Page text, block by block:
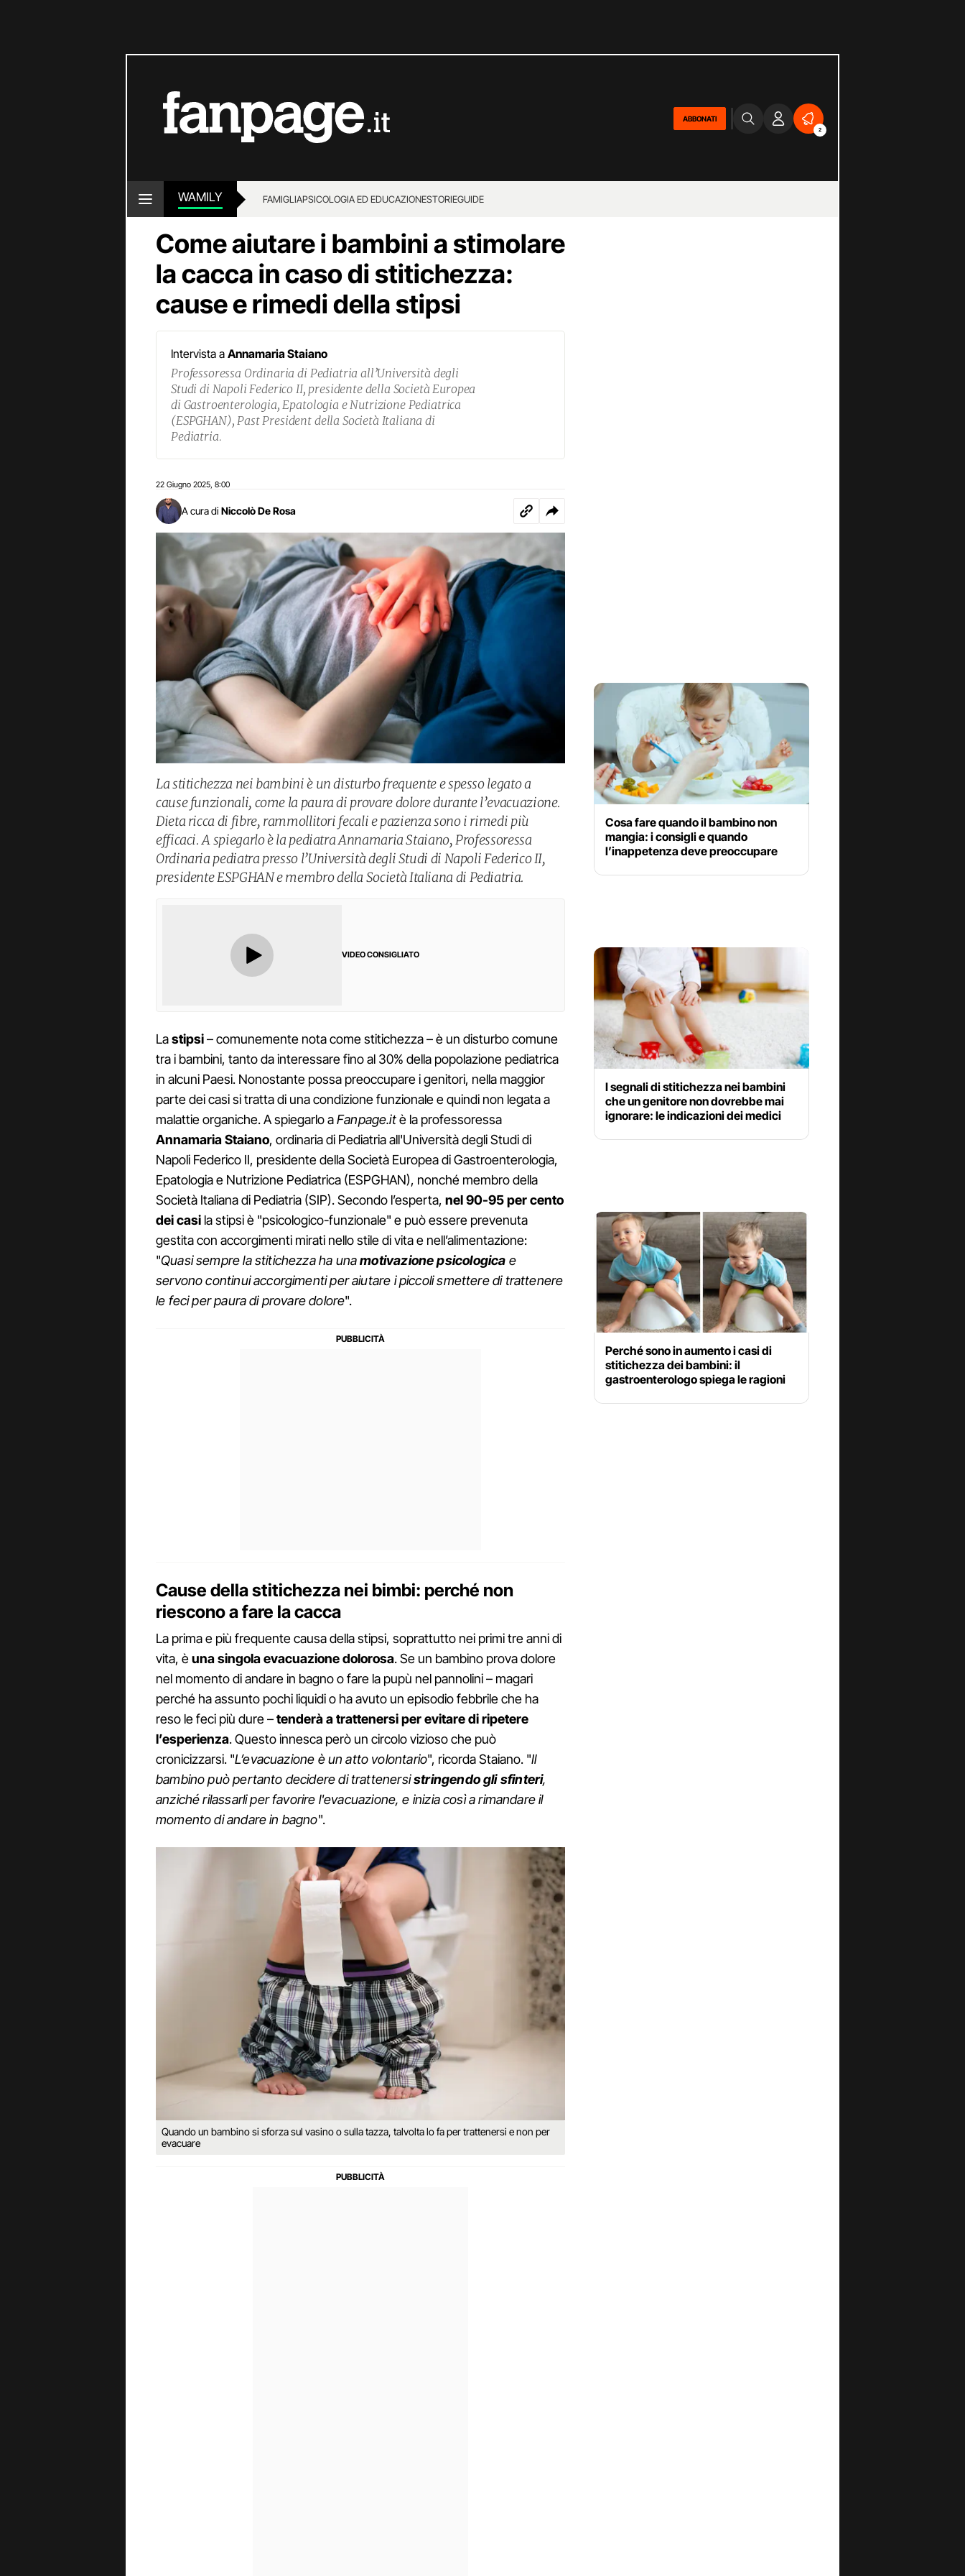
ABBONATI
2
WAMILY FAMIGLIAPSICOLOGIA ED EDUCAZIONESTORIEGUIDE
Come aiutare i bambini a stimolare
la cacca in caso di stitichezza:
cause e rimedi della stipsi
Intervista a Annamaria Staiano
Professoressa Ordinaria di Pediatria all’Università degli
Studi di Napoli Federico II, presidente della Società Europea
di Gastroenterologia, Epatologia e Nutrizione Pediatrica
(ESPGHAN), Past President della Società Italiana di
Pediatria.
22 Giugno 2025 8:00
A cura di Niccolò De Rosa
La stitichezza nei bambini è un disturbo frequente e spesso legato a
cause funzionali, come la paura di provare dolore durante l’evacuazione.
Dieta ricca di fibre, rammollitori fecali e pazienza sono i rimedi più
efficaci. A spiegarlo è la pediatra Annamaria Staiano, Professoressa
Ordinaria pediatra presso l’Università degli Studi di Napoli Federico II,
presidente ESPGHAN e membro della Società Italiana di Pediatria.
VIDEO CONSIGLIATO
Lastipsi– comunemente nota come stitichezza – è un disturbo comune
tra i bambini, tanto da interessare fino al 30% della popolazione pediatrica
in alcuni Paesi. Nonostante possa preoccupare i genitori, nella maggior
parte dei casi si tratta di una condizione funzionale e quindi non legata a
malattie organiche. A spiegarlo aFanpage.itè la professoressa
Annamaria Staiano, ordinaria di Pediatria all'Università degli Studi di
Napoli Federico II, presidente della Società Europea di Gastroenterologia,
Epatologia e Nutrizione Pediatrica (ESPGHAN), nonché membro della
Società Italiana di Pediatria (SIP). Secondo l’esperta, nel 90-95 per cento
dei casi la stipsi è "psicologico-funzionale" e può essere prevenuta
gestita con accorgimenti mirati nello stile di vita e nell’alimentazione:
"Quasi sempre la stitichezza ha unamotivazione psicologica e
servono continui accorgimenti per aiutare i piccoli smettere di trattenere
le feci per paura di provare dolore".
Cause della stitichezza nei bimbi: perché non
riescono a fare la cacca
La prima e più frequente causa della stipsi, soprattutto nei primi tre anni di
vita, èuna singola evacuazione dolorosa. Se un bambino prova dolore
nel momento di andare in bagno o fare la pupù nel pannolini – magari
perché ha assunto pochi liquidi o ha avuto un episodio febbrile che ha
reso le feci più dure –tenderà a trattenersi per evitare di ripetere
l’esperienza. Questo innesca però un circolo vizioso che può
cronicizzarsi. "L’evacuazione è un atto volontario", ricorda Staiano. "Il
bambino può pertanto decidere di trattenersistringendo gli sfinteri,
anziché rilassarli per favorire l'evacuazione, e inizia così a rimandare il
momento di andare in bagno".
Quando un bambino si sforza sul vasino o sulla tazza, talvolta lo fa per trattenersi e non per
evacuare
Cosa fare quando il bambino non
mangia: i consigli e quando
l’inappetenza deve preoccupare
I segnali di stitichezza nei bambini
che un genitore non dovrebbe mai
ignorare: le indicazioni dei medici
Perché sono in aumento i casi di
stitichezza dei bambini: il
gastroenterologo spiega le ragioni